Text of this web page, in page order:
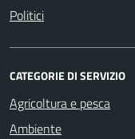
Politici
CATEGORIE DI SERVIZIO
Agricoltura e pesca
Ambiente